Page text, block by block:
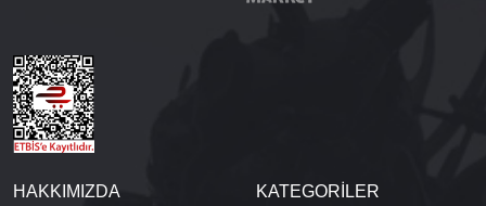
HAKKIMIZDA KATEGORİLER